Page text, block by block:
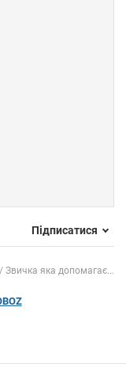
Підписатися
Звичка яка допомагає...